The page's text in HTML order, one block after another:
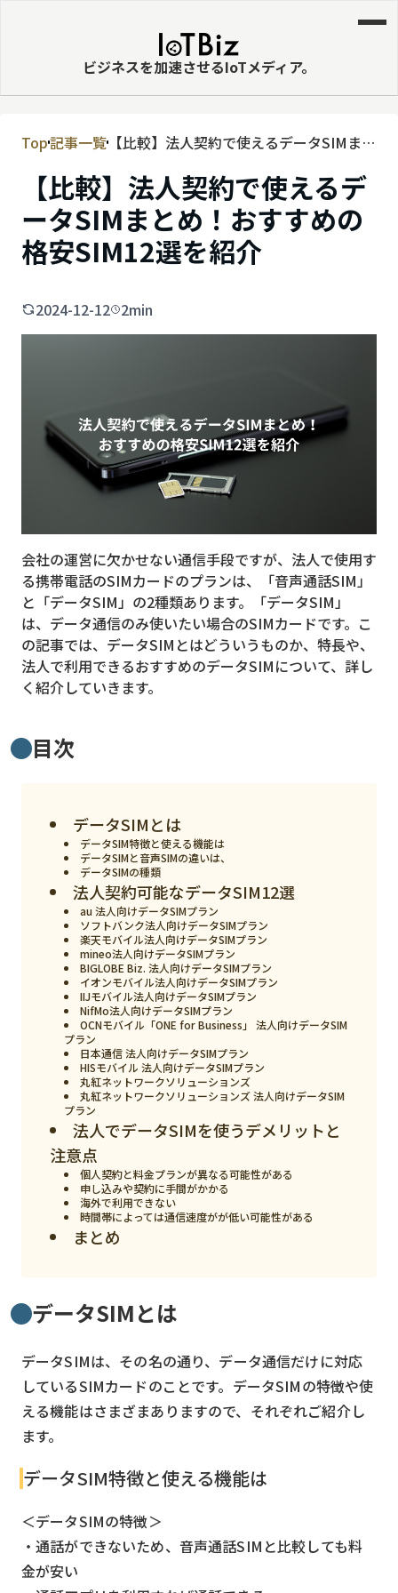
ビジネスを加速させるIoTメディア。
MVNE
エッジ
LPWA
DaaS
PaaS
MVNO
スマート漁業
5G
クラウド
M2M
VPN
スマート〇〇
スマート農業
ドローン
ニュース
デジタルサイネージ
おすすめ
検索する
Top記事一覧 【比較】法人契約で使えるデータSIMまと
【比較】法人契約で使えるデ
ータSIMまとめ！おすすめの
格安SIM12選を紹介
2024-12-12 2min
会社の運営に欠かせない通信手段ですが、法人で使用す
る携帯電話のSIMカードのプランは、「音声通話SIM」
と「データSIM」の2種類あります。「データSIM」
は、データ通信のみ使いたい場合のSIMカードです。こ
の記事では、データSIMとはどういうものか、特長や、
法人で利用できるおすすめのデータSIMについて、詳し
く紹介していきます。
目次
データSIMとは
データSIM特徴と使える機能は
データSIMと音声SIMの違いは、
データSIMの種類
法人契約可能なデータSIM12選
au 法人向けデータSIMプラン
ソフトバンク法人向けデータSIMプラン
楽天モバイル法人向けデータSIMプラン
mineo法人向けデータSIMプラン
BIGLOBE Biz. 法人向けデータSIMプラン
イオンモバイル法人向けデータSIMプラン
IIJモバイル法人向けデータSIMプラン
NifMo法人向けデータSIMプラン
OCNモバイル「ONE for Business」 法人向けデータSIM
プラン
日本通信 法人向けデータSIMプラン
HISモバイル 法人向けデータSIMプラン
丸紅ネットワークソリューションズ
丸紅ネットワークソリューションズ 法人向けデータSIM
プラン
法人でデータSIMを使うデメリットと
注意点
個人契約と料金プランが異なる可能性がある
申し込みや契約に手間がかかる
海外で利用できない
時間帯によっては通信速度がが低い可能性がある
まとめ
データSIMとは
データSIMは、その名の通り、データ通信だけに対応
しているSIMカードのことです。データSIMの特徴や使
える機能はさまざまありますので、それぞれご紹介し
ます。
データSIM特徴と使える機能は
＜データSIMの特徴＞
・通話ができないため、音声通話SIMと比較しても料
金が安い